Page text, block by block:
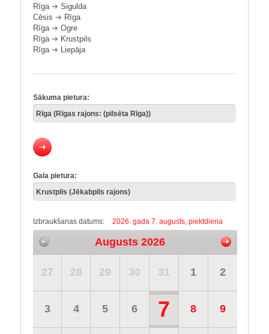
Rīga➔ Sigulda
Cēsis ➔ Rīga
Rīga➔ Ogre
Rīga➔ Krustpils
Rīga➔ Liepāja
Sākuma pietura:
Gala pietura:
Izbraukšanas datums: 2026. gada 7. augusts, piektdiena
Augusts 2026
27 28 29 30 31 1 2
3 4 5 6 7 8 9